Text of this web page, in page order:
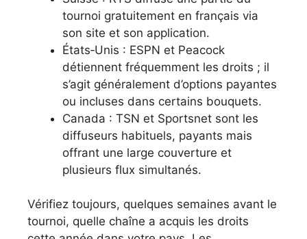
tournoi gratuitement en français via
son site et son application.
États‑Unis : ESPN et Peacock
détiennent fréquemment les droits ; il
s’agit généralement d’options payantes
ou incluses dans certains bouquets.
Canada : TSN et Sportsnet sont les
diffuseurs habituels, payants mais
offrant une large couverture et
plusieurs flux simultanés.
Vérifiez toujours, quelques semaines avant le
tournoi, quelle chaîne a acquis les droits